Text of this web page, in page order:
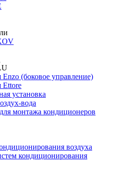
Enzo (боковое управление)
Ettore
установка
вода
монтажа кондиционеров
воздуха
кондиционирования